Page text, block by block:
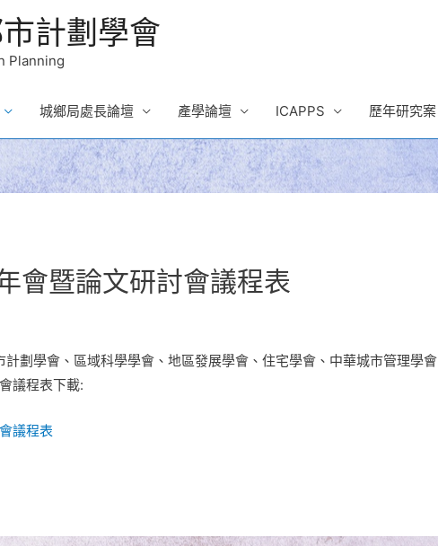
計劃學會
Planning
城鄉局處長論壇 產學論壇 ICAPPS 歷年研究案
會暨論文研討會議程表
計劃學會、區域科學學會、地區發展學會、住宅學會、中華城市管理學會
議程表下載:
議程表